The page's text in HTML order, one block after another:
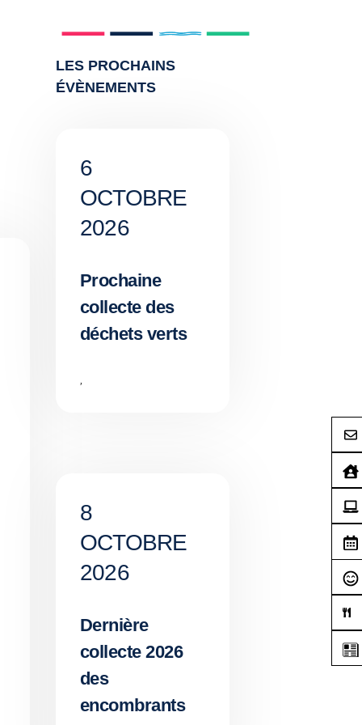
LES PROCHAINS
ÉVÈNEMENTS
6
OCTOBRE
2026
Prochaine
collecte des
déchets verts
,
8
OCTOBRE
2026
Dernière
collecte 2026
des
encombrants